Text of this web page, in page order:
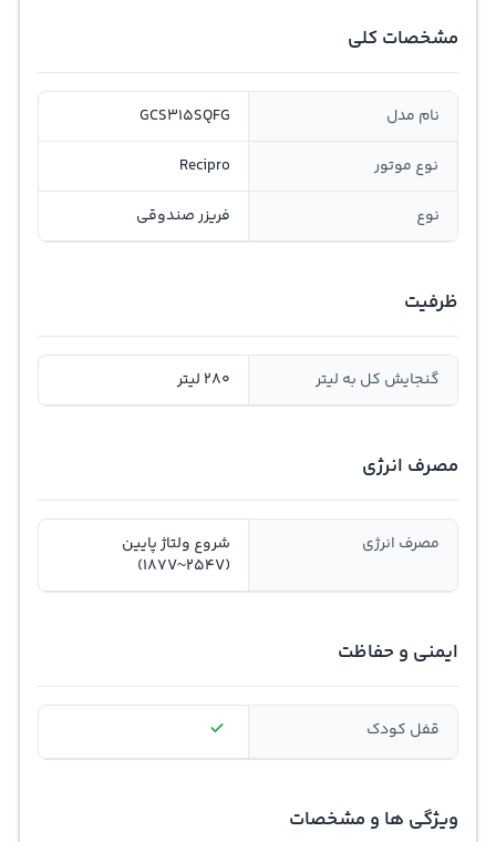
مشخصات کلی
نام مدل GCS315SQFG
نوع موتور Recipro
نوع فریزر صندوقی
ظرفیت
گنجايش کل به ليتر 280 لیتر
مصرف انرژی
مصرف انرژی
شروع ولتاژ پایین
(187V~254V)
ایمنی و حفاظت
قفل کودک
ویژگی ها و مشخصات